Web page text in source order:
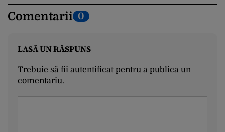
Comentarii 0
LASĂ UN RĂSPUNS
Trebuie să fii autentificatpentru a publica un
comentariu.